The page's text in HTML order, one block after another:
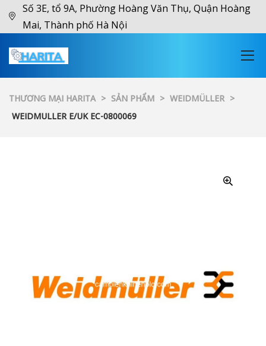
Số 3E, tổ 9A, Phường Hoàng Văn Thụ, Quận Hoàng
Mai, Thành phố Hà Nội
THƯƠNG MẠI HARITA > SẢN PHẨM > WEIDMÜLLER >
WEIDMULLER E/UK EC-0800069